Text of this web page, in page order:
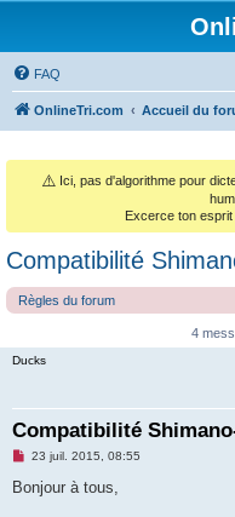
FAQ
OnlineTri.com Accueil du
⚠️ Ici, pas d'algorithme pour
Excerce ton esprit
Compatibilité
Règles du forum
4
Ducks
Compatibilité
M
s
23 juil. 2015, 08:55
Bonjour à tous,